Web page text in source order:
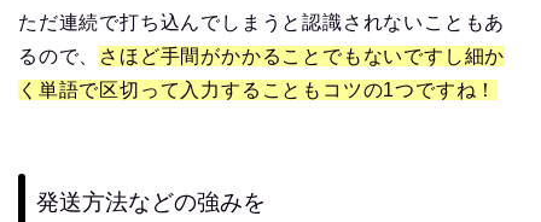
ただ連続で打ち込んでしまうと認識されないこともあ
るので、
さほど手間がかかることでもないですし細か
く単語で区切って入力することもコツの1つですね！
発送方法などの強みを